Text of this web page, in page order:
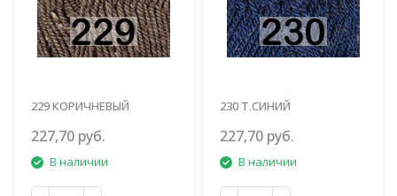
229 КОРИЧНЕВЫЙ
227,70 руб.
В наличии
230 Т.СИНИЙ
227,70 руб.
В наличии